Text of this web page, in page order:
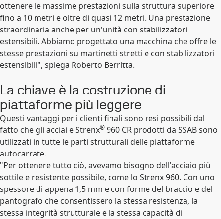
ottenere le massime prestazioni sulla struttura superiore
fino a 10 metri e oltre di quasi 12 metri. Una prestazione
straordinaria anche per un'unità con stabilizzatori
estensibili. Abbiamo progettato una macchina che offre le
stesse prestazioni su martinetti stretti e con stabilizzatori
estensibili", spiega Roberto Berritta.
La chiave è la costruzione di
piattaforme più leggere
Questi vantaggi per i clienti finali sono resi possibili dal
fatto che gli acciai e Strenx® 960 CR prodotti da SSAB sono
utilizzati in tutte le parti strutturali delle piattaforme
autocarrate.
"Per ottenere tutto ciò, avevamo bisogno dell'acciaio più
sottile e resistente possibile, come lo Strenx 960. Con uno
spessore di appena 1,5 mm e con forme del braccio e del
pantografo che consentissero la stessa resistenza, la
stessa integrità strutturale e la stessa capacità di